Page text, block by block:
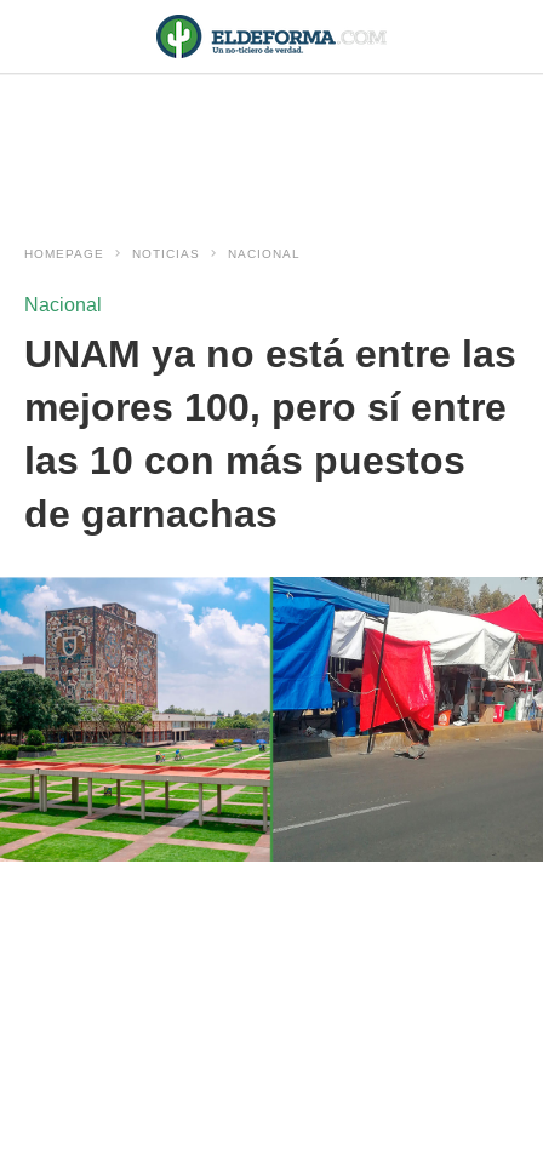
HOMEPAGE NOTICIAS NACIONAL
Nacional
UNAM ya no está entre las
mejores 100, pero sí entre
las 10 con más puestos
de garnachas